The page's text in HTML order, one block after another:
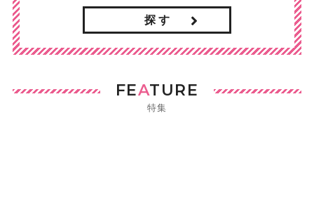
探 す
FEATURE
特集